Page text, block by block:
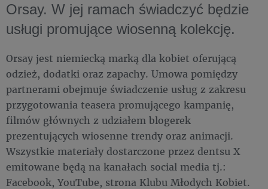
Orsay. W jej ramach świadczyć będzie
usługi promujące wiosenną kolekcję.
Orsay jest niemiecką marką dla kobiet oferującą
odzież, dodatki oraz zapachy. Umowa pomiędzy
partnerami obejmuje świadczenie usług z zakresu
przygotowania teasera promującego kampanię,
filmów głównych z udziałem blogerek
prezentujących wiosenne trendy oraz animacji.
Wszystkie materiały dostarczone przez dentsu X
emitowane będą na kanałach social media tj.:
Facebook, YouTube, strona Klubu Młodych Kobiet.